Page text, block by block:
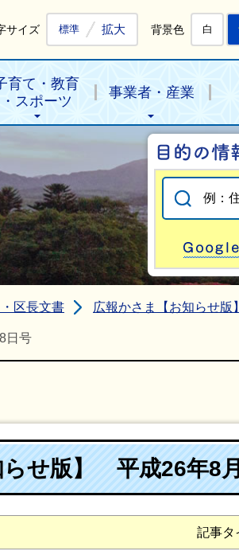
サイズ 標準 拡大 背景色 白
育て・教育
・スポーツ
事業者・産業
区長文書 広報かさま【お知らせ版】
日号
らせ版】 平成26年8
記事タ